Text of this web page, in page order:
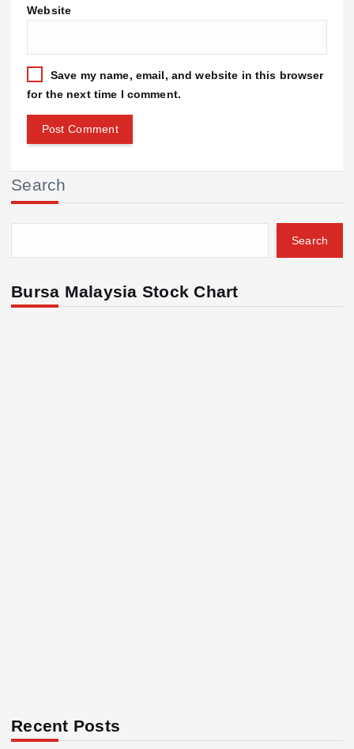
Website
Save my name, email, and website in this browser
for the next time I comment.
Search
Search
Bursa Malaysia Stock Chart
Recent Posts